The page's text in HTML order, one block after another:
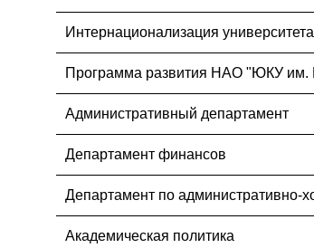
Интернационализация университета
Программа развития НАО "ЮКУ им.
Административный департамент
Департамент финансов
Департамент по административно-
Академическая политика